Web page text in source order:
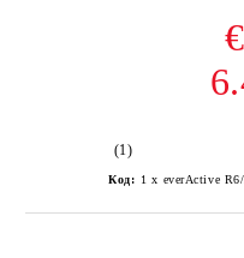
(1)
Код: